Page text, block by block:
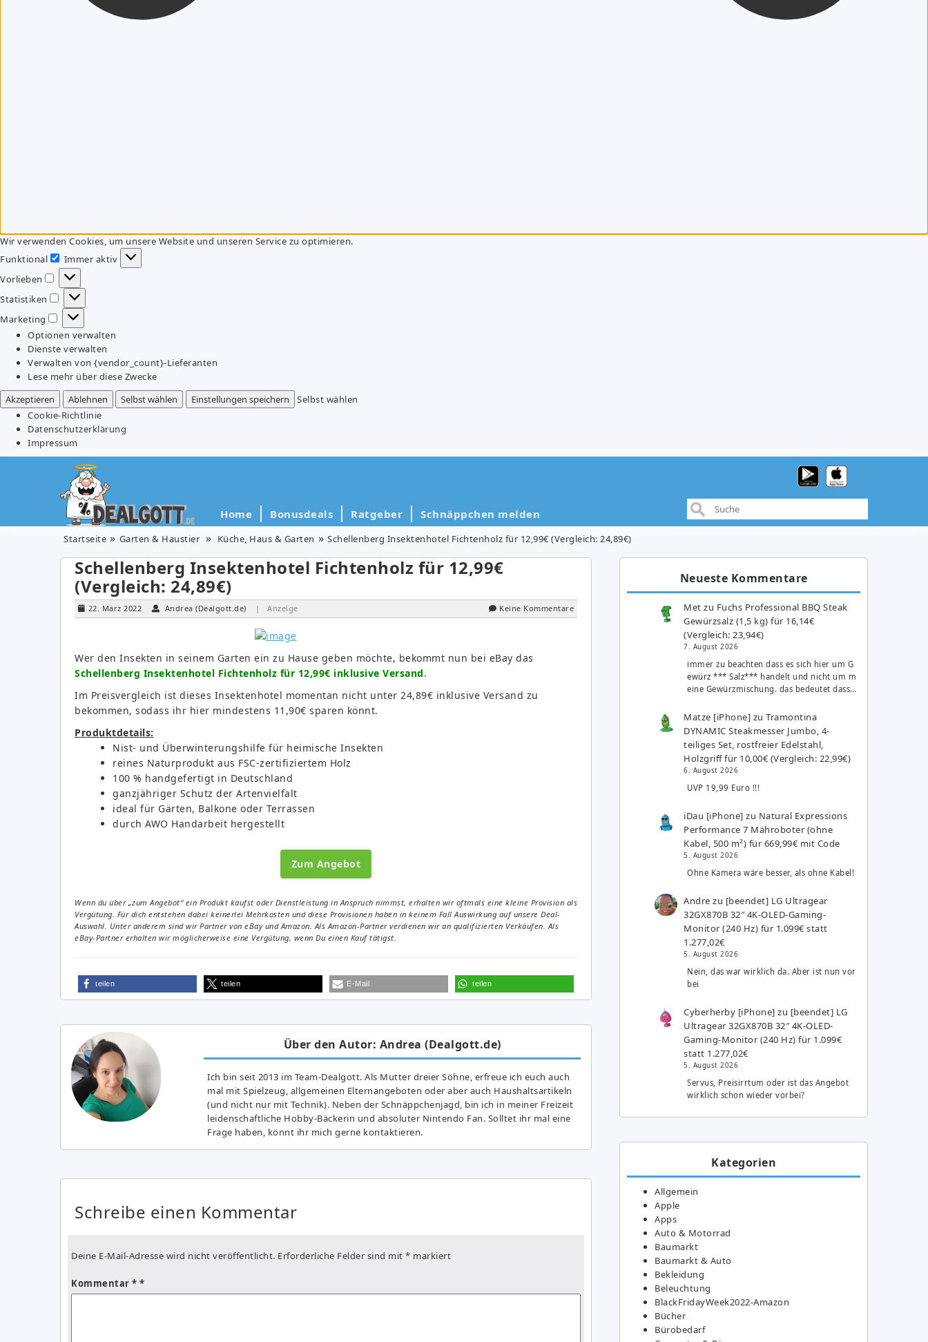
Wir verwenden Cookies, um unsere Website und unseren Service zu optimieren.
Funktional
Funktional
Immer aktiv
Vorlieben
Vorlieben
Statistiken
Statistiken
Marketing
Marketing
Optionen verwalten
Dienste verwalten
Verwalten von {vendor_count}-Lieferanten
Lese mehr über diese Zwecke
Akzeptieren
Ablehnen Selbst wählen Einstellungen speichern
Selbst wählen
Cookie-Richtlinie
Datenschutzerklärung
Impressum
Home Bonusdeals Ratgeber Schnäppchen melden
Startseite Garten & Haustier Küche, Haus & Garten Schellenberg Insektenhotel Fichtenholz für 12,99€ (Vergleich: 24,89€)
Schellenberg Insektenhotel Fichtenholz für 12,99€
(Vergleich: 24,89€)
22. März 2022 Andrea (Dealgott.de) | Anzeige Keine Kommentare
Wer den Insekten in seinem Garten ein zu Hause geben möchte, bekommt nun bei eBay das
Schellenberg Insektenhotel Fichtenholz für 12,99€ inklusive Versand.
Im Preisvergleich ist dieses Insektenhotel momentan nicht unter 24,89€ inklusive Versand zu
bekommen, sodass ihr hier mindestens 11,90€ sparen könnt.
Produktdetails:
Nist- und Überwinterungshilfe für heimische Insekten
reines Naturprodukt aus FSC-zertifiziertem Holz
100 % handgefertigt in Deutschland
ganzjähriger Schutz der Artenvielfalt
ideal für Gärten, Balkone oder Terrassen
durch AWO Handarbeit hergestellt
Zum Angebot
Wenn du über „zum Angebot“ ein Produkt kaufst oder Dienstleistung in Anspruch nimmst, erhalten wir oftmals eine kleine Provision als
Vergütung. Für dich entstehen dabei keinerlei Mehrkosten und diese Provisionen haben in keinem Fall Auswirkung auf unsere Deal-
Auswahl. Unter anderem sind wir Partner von eBay und Amazon. Als Amazon-Partner verdienen wir an qualifizierten Verkäufen. Als
eBay-Partner erhalten wir möglicherweise eine Vergütung, wenn Du einen Kauf tätigst.
teilen teilen E-Mail teilen
Über den Autor: Andrea (Dealgott.de)
Ich bin seit 2013 im Team-Dealgott. Als Mutter dreier Söhne, erfreue ich euch auch
mal mit Spielzeug, allgemeinen Elternangeboten oder aber auch Haushaltsartikeln
(und nicht nur mit Technik). Neben der Schnäppchenjagd, bin ich in meiner Freizeit
leidenschaftliche Hobby-Bäckerin und absoluter Nintendo Fan. Solltet ihr mal eine
Frage haben, könnt ihr mich gerne kontaktieren.
Schreibe einen Kommentar
Deine E-Mail-Adresse wird nicht veröffentlicht. Erforderliche Felder sind mit * markiert
Kommentar *
Neueste Kommentare
Met zu Fuchs Professional BBQ Steak
Gewürzsalz (1,5 kg) für 16,14€
(Vergleich: 23,94€)
7. August 2026
immer zu beachten dass es sich hier um G
ewürz *** Salz*** handelt und nicht um m
eine Gewürzmischung. das bedeutet dass…
Matze [iPhone] zuTramontina
DYNAMIC Steakmesser Jumbo, 4-
teiliges Set, rostfreier Edelstahl,
Holzgriff für 10,00€ (Vergleich: 22,99€)
6. August 2026
UVP 19,99 Euro !!!
iDau [iPhone] zu Natural Expressions
Performance 7 Mähroboter (ohne
Kabel, 500 m²) für 669,99€ mit Code
5. August 2026
Ohne Kamera wäre besser, als ohne Kabel!
Andre zu [beendet] LG Ultragear
32GX870B 32″ 4K-OLED-Gaming-
Monitor (240 Hz) für 1.099€ statt
1.277,02€
5. August 2026
Nein, das war wirklich da. Aber ist nun vor
bei
Cyberherby [iPhone] zu [beendet] LG
Ultragear 32GX870B 32″ 4K-OLED-
Gaming-Monitor (240 Hz) für 1.099€
statt 1.277,02€
5. August 2026
Servus, Preisirrtum oder ist das Angebot
wirklich schon wieder vorbei?
Kategorien
Allgemein
Apple
Apps
Auto & Motorrad
Baumarkt
Baumarkt & Auto
Bekleidung
Beleuchtung
BlackFridayWeek2022-Amazon
Bücher
Bürobedarf